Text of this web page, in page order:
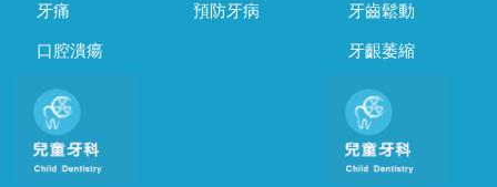
牙痛
口腔潰瘍
預防牙病 牙齒鬆動
牙齦萎縮